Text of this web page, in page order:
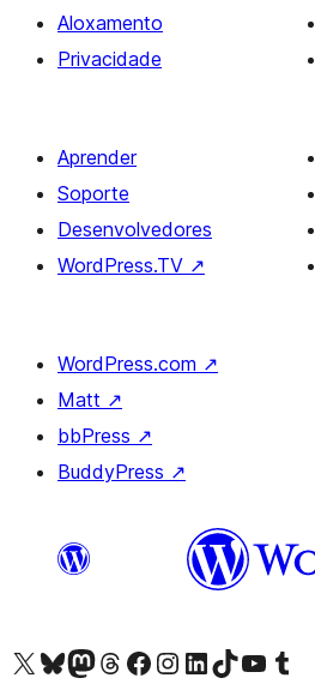
Aloxamento
Privacidade
Aprender
Soporte
Desenvolvedores
WordPress.TV ↗
WordPress.com ↗
Matt ↗
bbPress ↗
BuddyPress ↗
Visita la cuenta de X (anteriormente Twitter)
Visita a nosa conta de Bluesky
Visita a nosa conta de Mastodon
Visita a nosa conta de Threads
Visita a nosa páxina de Facebook
Visita a nosa conta de Instagram
Visita a nosa conta de LinkedIn
Visita a nosa conta de TikTok
Visita a nosa canle de
Visita a nosa